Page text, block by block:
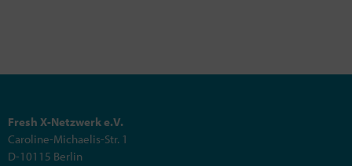
Fresh X-Netzwerk e.V.
Caroline-Michaelis-Str. 1
D-10115 Berlin